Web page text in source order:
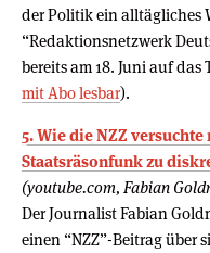
der Politik ein alltägliches
“Redaktionsnetzwerk
bereits am 18. Juni auf
mit Abo lesbar).
5. Wie die NZZ
Staatsräsonfunk zu
(youtube.com, Fabian
Der Journalist Fabian
einen “NZZ”-Beitrag über